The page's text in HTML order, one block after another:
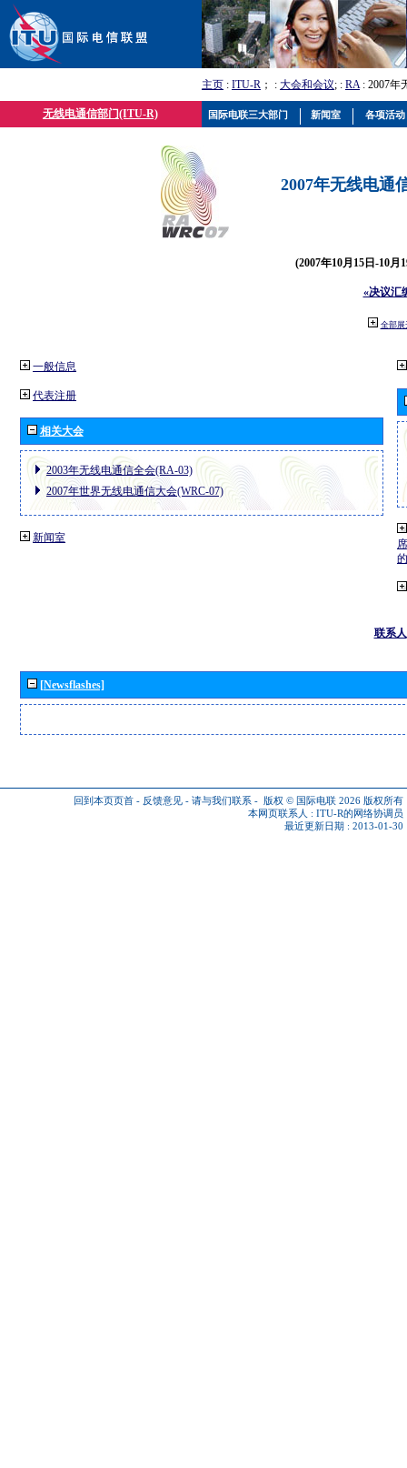
主页 : ITU-R ； : 大会和会议; : RA: 2007年
无线电通信部门(ITU-R)
2007年无线电通
(2007年10月15日-10月
«决议汇
全部展
一般信息
代表注册
相关大会
2003年无线电通信全会(RA-03)
2007年世界无线电通信大会(WRC-07)
新闻室
联系人
[Newsflashes]
回到本页页首 - 反馈意见 - 请与我们联系 - 版权 © 国际电联 2026 版权所有
本网页联系人 : ITU-R的网络协调员
最近更新日期 : 2013-01-30
国际电联三大部门 新闻室 各项活动